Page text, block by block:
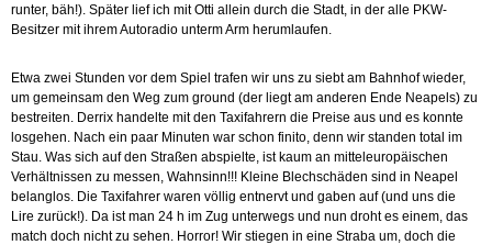
runter, bäh!). Später lief ich mit Otti allein durch die Stadt, in der alle PKW-
Besitzer mit ihrem Autoradio unterm Arm herumlaufen.
Etwa zwei Stunden vor dem Spiel trafen wir uns zu siebt am Bahnhof wieder,
um gemeinsam den Weg zum ground (der liegt am anderen Ende Neapels) zu
bestreiten. Derrix handelte mit den Taxifahrern die Preise aus und es konnte
losgehen. Nach ein paar Minuten war schon finito, denn wir standen total im
Stau. Was sich auf den Straßen abspielte, ist kaum an mitteleuropäischen
Verhältnissen zu messen, Wahnsinn!!! Kleine Blechschäden sind in Neapel
belanglos. Die Taxifahrer waren völlig entnervt und gaben auf (und uns die
Lire zurück!). Da ist man 24 h im Zug unterwegs und nun droht es einem, das
match doch nicht zu sehen. Horror! Wir stiegen in eine Straba um, doch die